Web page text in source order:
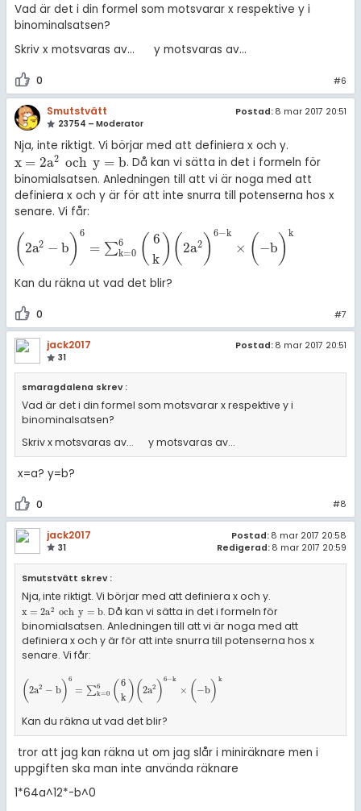
Vad är det i din formel som motsvarar x respektive y i
binominalsatsen?
Skriv x motsvaras av... y motsvaras av...
0 #6
Smutstvätt
23754 – Moderator
Postad: 8 mar 2017 20:51
Nja, inte riktigt. Vi börjar med att definiera x och y.
x = 2a2 och y = b
x=2a2 och y= b
. Då kan vi sätta in det i formeln för
binomialsatsen. Anledningen till att vi är noga med att
definiera x och y är för att inte snurra till potenserna hos x
senare. Vi får:
( 2a2 − b ) 6
= ∑6
k=0 ( 6
k )( 2a2 ) 6−k
× ( −b ) k
( 2a2- b) 6= ∑ =0 66 k(2a 2 k × (-b)
Kan du räkna ut vad det blir?
0 #7
jack2017
31
Postad: 8 mar 2017 20:51
smaragdalena skrev :
Vad är det i din formel som motsvarar x respektive y i
binominalsatsen?
Skriv x motsvaras av... y motsvaras av...
x=a? y=b?
0 #8
jack2017
31
Postad: 8 mar 2017 20:58
Redigerad: 8 mar 2017 20:59
Smutstvätt skrev :
Nja, inte riktigt. Vi börjar med att definiera x och y.
x = 2a2 och y = b
x=2 a2 och y =b . Då kan vi sätta in det i formeln för
binomialsatsen. Anledningen till att vi är noga med att
definiera x och y är för att inte snurra till potenserna hos x
senare. Vi får:
( 2a2 − b) 6
= ∑6
k=0 ( 6
k )( 2a2 ) 6−k
× ( −b ) k
( 2a2-b) 6 =∑ k=066k ( 2a2)6 -k -b ) k
Kan du räkna ut vad det blir?
tror att jag kan räkna ut om jag slår i miniräknare men i
uppgiften ska man inte använda räknare
1*64a^12*-b^0